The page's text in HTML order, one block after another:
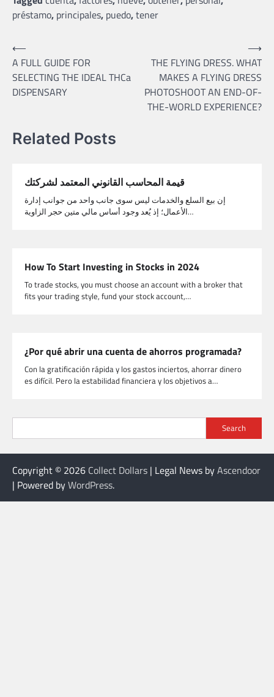
préstamo, principales, puedo,tener
Post
navigation
⟵
A FULL GUIDE FOR
SELECTING THE IDEAL THCa
DISPENSARY
THE FLYING DRESS. WHAT
MAKES A FLYING DRESS
PHOTOSHOOT AN END-OF-
THE-WORLD EXPERIENCE?
⟶
Related Posts
قيمة المحاسب القانوني المعتمد لشركتك
إن بيع السلع والخدمات ليس سوى جانب واحد من جوانب إدارة
الأعمال؛ إذ يُعد وجود أساس مالي متين حجر الزاوية…
How To Start Investing in Stocks in 2024
To trade stocks, you must choose an account with a broker that
fits your trading style, fund your stock account,…
¿Por qué abrir una cuenta de ahorros programada?
Con la gratificación rápida y los gastos inciertos, ahorrar dinero
es difícil. Pero la estabilidad financiera y los objetivos a…
Search
Copyright © 2026 Collect Dollars | Legal News byAscendoor
| Powered byWordPress.